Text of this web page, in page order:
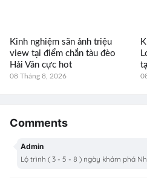
Kinh nghiệm săn ảnh triệu
view tại điểm chắn tàu đèo
Hải Vân cực hot
08 Tháng 8, 2026
Comments
Admin
Lộ trình ( 3 - 5 - 8 ) ngày khám phá